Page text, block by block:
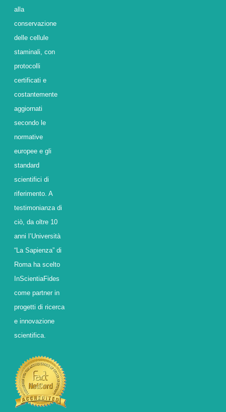
alla
conservazione
delle cellule
staminali, con
protocolli
certificati e
costantemente
aggiornati
secondo le
normative
europee e gli
standard
scientifici di
riferimento. A
testimonianza di
ciò, da oltre 10
anni l’Università
“La Sapienza” di
Roma ha scelto
InScientiaFides
come partner in
progetti di ricerca
e innovazione
scientifica.